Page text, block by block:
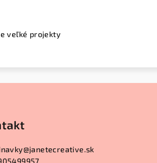
veľké projekty
@janetecreative.sk